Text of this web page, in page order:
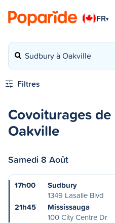
FR▾
Sudbury à Oakville
Filtres
Covoiturages
Oakville
Samedi 8 Août
17h00
Sudbury
1349 Lasalle Blvd
21h45
Mississauga
100 City Centre Dr